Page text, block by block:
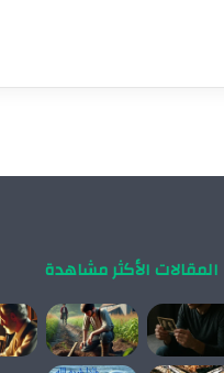
المقالات الأكثر مشاهدة